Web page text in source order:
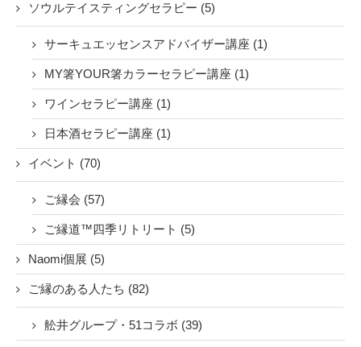
ソウルテイスティングセラピー (5)
サーキュエッセンスアドバイザー講座 (1)
MY箸YOUR箸カラーセラピー講座 (1)
ワインセラピー講座 (1)
日本酒セラピー講座 (1)
イベント (70)
ご縁会 (57)
ご縁道™四季リトリート (5)
Naomi個展 (5)
ご縁のある人たち (82)
舩井グループ・51コラボ (39)